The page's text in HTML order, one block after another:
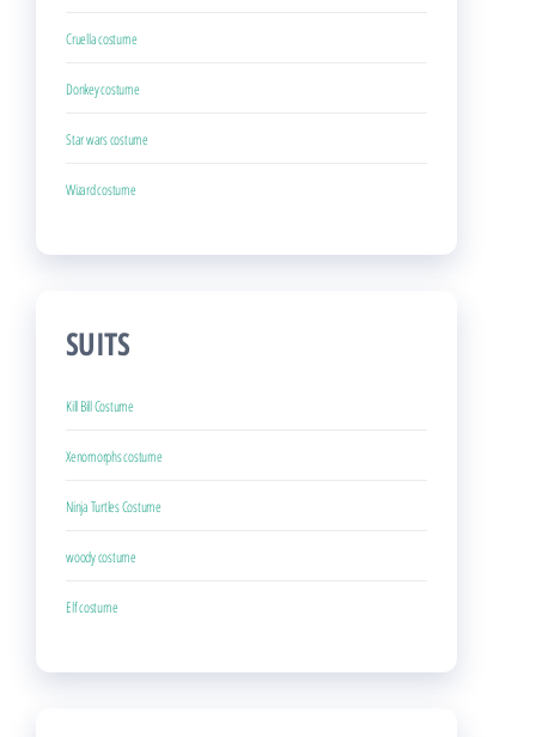
Cruella costume
Donkey costume
Star wars costume
Wizard costume
SUITS
Kill Bill Costume
Xenomorphs costume
Ninja Turtles Costume
woody costume
Elf costume